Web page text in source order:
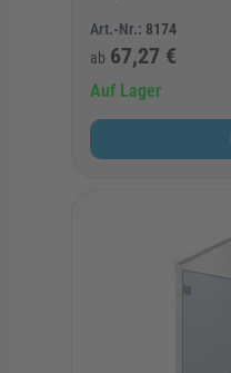
Art.-Nr.: 8174
ab 67,27 €
Auf Lager